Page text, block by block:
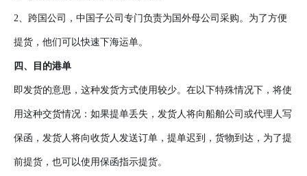
2、跨国公司，中国子公司专门负责为国外母公司采购。为了方便
提货，他们可以快速下海运单。
四、目的港单
即发货的意思，这种发货方式使用较少。在以下特殊情况下，将使
用这种交货情况：如果提单丢失，发货人将向船舶公司或代理人写
保函，发货人将向收货人发送订单，提单迟到，货物到达，为了提
前提货，也可以使用保函指示提货。